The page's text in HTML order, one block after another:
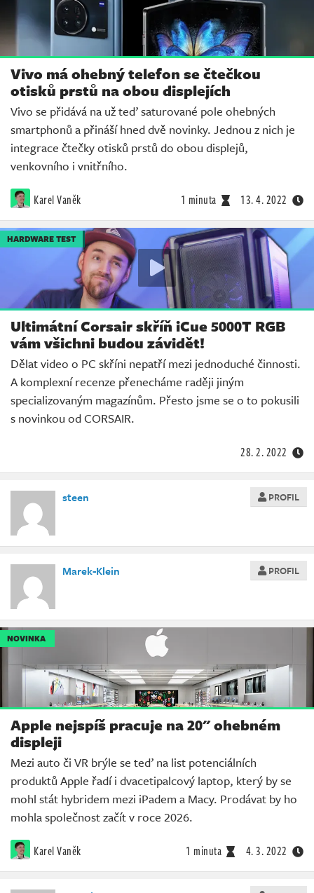
Vivo má ohebný telefon se čtečkou
otisků prstů na obou displejích
Vivo se přidává na už teď saturované pole ohebných
smartphonů a přináší hned dvě novinky. Jednou z nich je
integrace čtečky otisků prstů do obou displejů,
venkovního i vnitřního.
Karel Vaněk 1 minuta 13. 4. 2022
HARDWARE TEST
Ultimátní Corsair skříň iCue 5000T RGB
vám všichni budou závidět!
Dělat video o PC skříni nepatří mezi jednoduché činnosti.
A komplexní recenze přenecháme raději jiným
specializovaným magazínům. Přesto jsme se o to pokusili
s novinkou od CORSAIR.
28. 2. 2022
steen PROFIL
Marek-Klein PROFIL
NOVINKA
Apple nejspíš pracuje na 20" ohebném
displeji
Mezi auto či VR brýle se teď na list potenciálních
produktů Apple řadí i dvacetipalcový laptop, který by se
mohl stát hybridem mezi iPadem a Macy. Prodávat by ho
mohla společnost začít v roce 2026.
Karel Vaněk 1 minuta 4. 3. 2022